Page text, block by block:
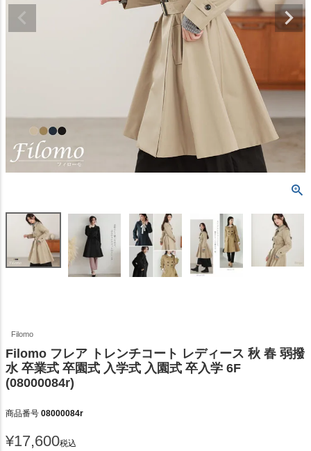
Filomo
Filomo フレア トレンチコート レディース 秋 春 弱撥
水 卒業式 卒園式 入学式 入園式 卒入学 6F
(08000084r)
商品番号 08000084r
¥17,600税込